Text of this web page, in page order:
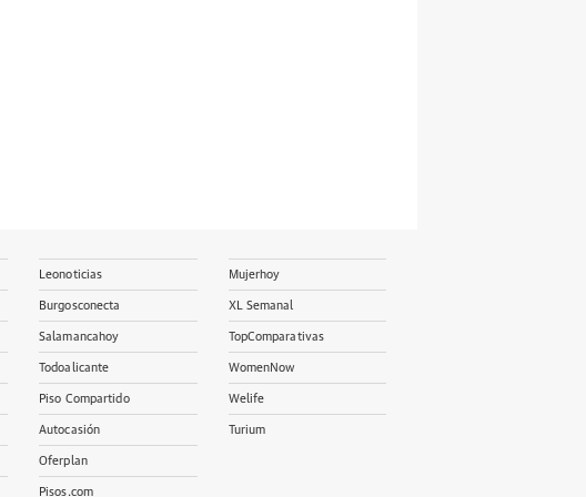
Leonoticias
Burgosconecta
Salamancahoy
Todoalicante
Piso Compartido
Autocasión
Oferplan
Pisos.com
Mujerhoy
XL Semanal
TopComparativas
WomenNow
Welife
Turium